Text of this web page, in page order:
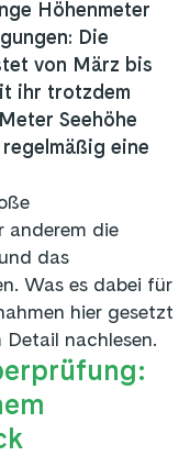
Höhenmeter
Die
von März bis
ihr trotzdem
Seehöhe
eine
anderem die
das
Was es dabei für
hier gesetzt
nachlesen.